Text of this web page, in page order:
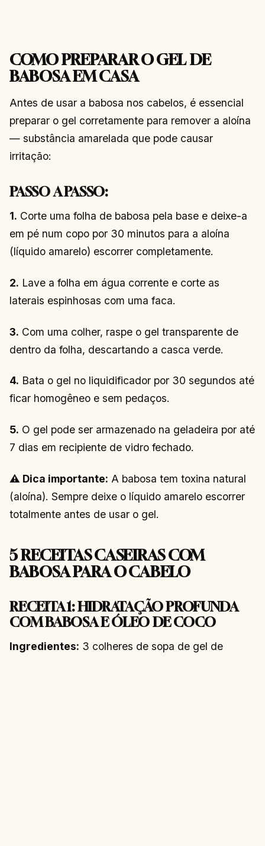
COMO PREPARAR O GEL DE
BABOSA EM CASA
Antes de usar a babosa nos cabelos, é essencial
preparar o gel corretamente para remover a aloína
— substância amarelada que pode causar
irritação:
PASSO A PASSO:
1. Corte uma folha de babosa pela base e deixe-a
em pé num copo por 30 minutos para a aloína
(líquido amarelo) escorrer completamente.
2. Lave a folha em água corrente e corte as
laterais espinhosas com uma faca.
3. Com uma colher, raspe o gel transparente de
dentro da folha, descartando a casca verde.
4. Bata o gel no liquidificador por 30 segundos até
ficar homogêneo e sem pedaços.
5. O gel pode ser armazenado na geladeira por até
7 dias em recipiente de vidro fechado.
⚠️ Dica importante: A babosa tem toxina natural
(aloína). Sempre deixe o líquido amarelo escorrer
totalmente antes de usar o gel.
5 RECEITAS CASEIRAS COM
BABOSA PARA O CABELO
RECEITA 1: HIDRATAÇÃO PROFUNDA
COM BABOSA E ÓLEO DE COCO
Ingredientes: 3 colheres de sopa de gel de